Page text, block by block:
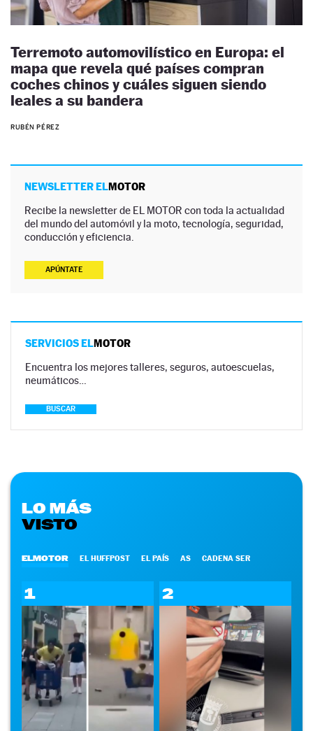
Terremoto automovilístico en Europa: el
mapa que revela qué países compran
coches chinos y cuáles siguen siendo
leales a su bandera
RUBÉN PÉREZ
NEWSLETTER ELMOTOR
Recibe la newsletter de EL MOTOR con toda la actualidad
del mundo del automóvil y la moto, tecnología, seguridad,
conducción y eficiencia.
APÚNTATE
SERVICIOS ELMOTOR
Encuentra los mejores talleres, seguros, autoescuelas,
neumáticos…
BUSCAR
LO MÁS
VISTO
ELMOTOR EL HUFFPOST EL PAÍS AS CADENA SER
1 2